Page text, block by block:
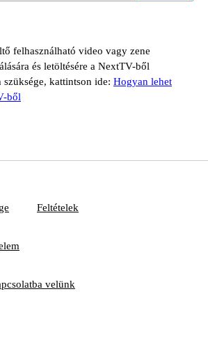
felhasználható video vagy zene
és letöltésére a NextTV-ből
szüksége, kattintson ide: Hogyan lehet
ből
Feltételek
velünk